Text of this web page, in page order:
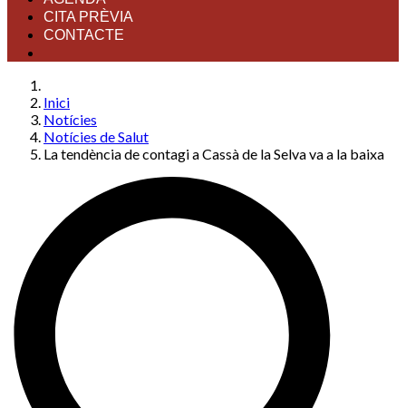
CITA PRÈVIA
CONTACTE
Inici
Notícies
Notícies de Salut
La tendència de contagi a Cassà de la Selva va a la baixa